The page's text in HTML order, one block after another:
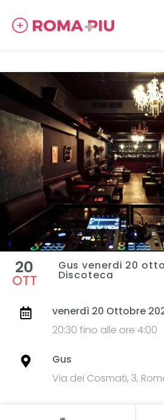
20
OTT
Gus venerdi 20
Discoteca
venerdì 20 Ottobre
20:30 fino alle ore 4:00
Gus
Via dei Cosmati, 3,